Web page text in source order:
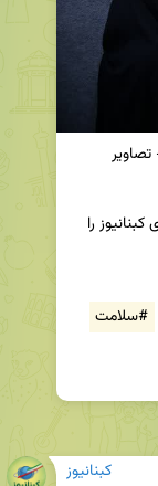
#سلامت
کبنانیوز